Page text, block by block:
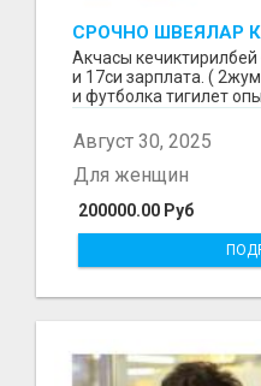
СРОЧНО ШВЕЯЛАР
Акчасы
и 17си зарплата. (
и футболка тигилет
Август 30, 2025
200000.00 Руб
Для женщин